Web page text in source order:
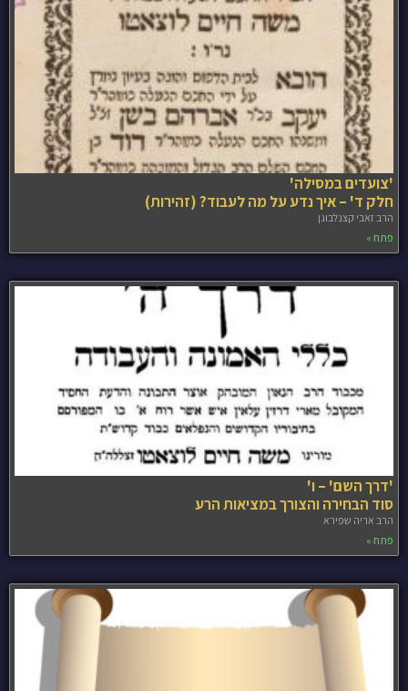
'צועדים במסילה'
חלק ד' – איך נדע על מה לעבוד? (זהירות)
הרב זאבי קצנלבוגן
פתח »
'דרך השם' – ו'
סוד הבחירה והצורך במציאות הרע
הרב אריה שפירא
פתח »